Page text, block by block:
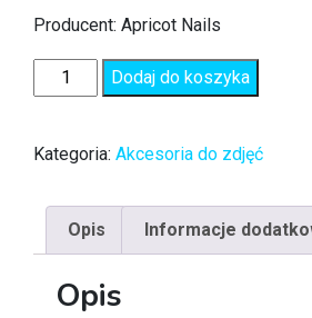
Producent: Apricot Nails
Dodaj do koszyka
Kategoria: Akcesoria do zdjęć
Opis Informacje
Opis